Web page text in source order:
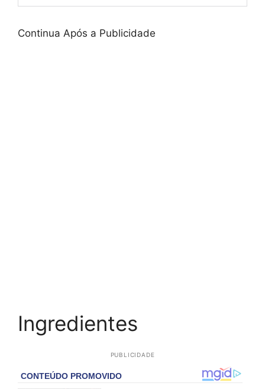
Continua Após a Publicidade
Ingredientes
PUBLICIDADE